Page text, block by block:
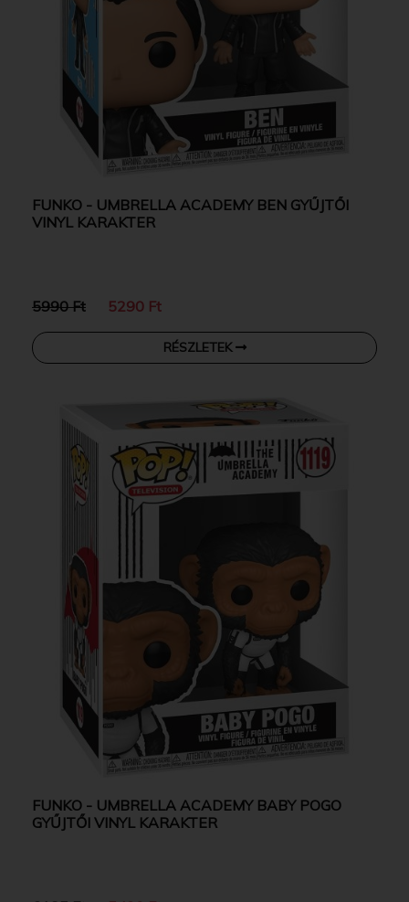
FUNKO - UMBRELLA ACADEMY BEN GYŰJTŐI
VINYL KARAKTER
5990 Ft 5290 Ft
RÉSZLETEK
FUNKO - UMBRELLA ACADEMY BABY POGO
GYŰJTŐI VINYL KARAKTER